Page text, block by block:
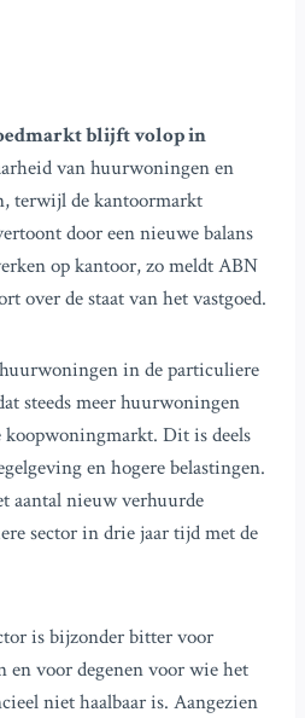
blijft volop in
van huurwoningen en
terwijl de kantoormarkt
door een nieuwe balans
op kantoor, zo meldt ABN
over de staat van het vastgoed.
in de particuliere
steeds meer huurwoningen
Dit is deels
en hogere belastingen.
aantal nieuw verhuurde
sector in drie jaar tijd met de
is bijzonder bitter voor
en voor degenen voor wie het
niet haalbaar is. Aangezien